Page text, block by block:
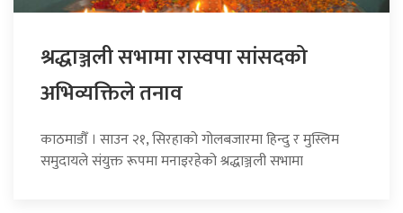
श्रद्धाञ्जली सभामा रास्वपा सांसदको
अभिव्यक्तिले तनाव
काठमाडौँ । साउन २१, सिरहाको गोलबजारमा हिन्दु र मुस्लिम
समुदायले संयुक्त रूपमा मनाइरहेको श्रद्धाञ्जली सभामा